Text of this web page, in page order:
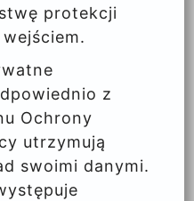
protekcji
z
Ochrony
utrzymują
swoimi danymi.